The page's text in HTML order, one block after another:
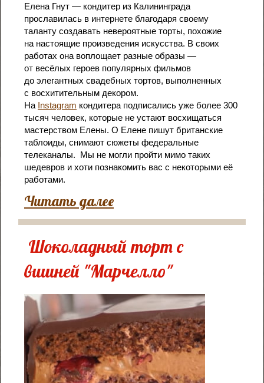
Елена Гнут — кондитер из Калининграда
прославилась в интернете благодаря своему
таланту создавать невероятные торты, похожие
на настоящие произведения искусства. В своих
работах она воплощает разные образы —
от весёлых героев популярных фильмов
до элегантных свадебных тортов, выполненных
с восхитительным декором.
На Instagram кондитера подписались уже более 300
тысяч человек, которые не устают восхищаться
мастерством Елены. О Елене пишут британские
таблоиды, снимают сюжеты федеральные
телеканалы. Мы не могли пройти мимо таких
шедевров и хоти познакомить вас с некоторыми её
работами.
Читать далее
Шоколадный торт с
вишней "Марчелло"